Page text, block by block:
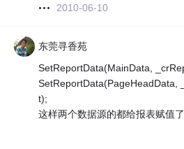
2010-06-10
东莞寻香苑
SetReportData(MainData,
SetReportData(PageHeadData,
t);
这样两个数据源的都给报表赋值了